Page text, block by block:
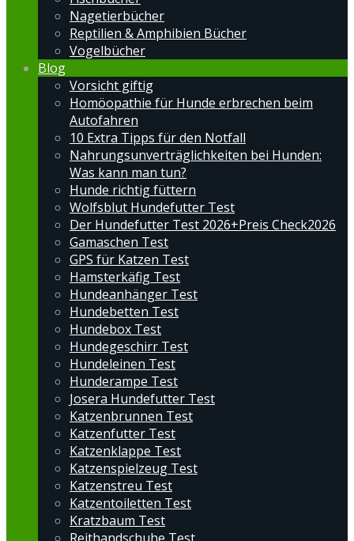
Nagetierbücher
Reptilien & Amphibien Bücher
Vogelbücher
Blog
Vorsicht giftig
Homöopathie für Hunde erbrechen beim
Autofahren
10 Extra Tipps für den Notfall
Nahrungsunverträglichkeiten bei Hunden:
Was kann man tun?
Hunde richtig füttern
Wolfsblut Hundefutter Test
Der Hundefutter Test 2026+Preis Check2026
Gamaschen Test
GPS für Katzen Test
Hamsterkäfig Test
Hundeanhänger Test
Hundebetten Test
Hundebox Test
Hundegeschirr Test
Hundeleinen Test
Hunderampe Test
Josera Hundefutter Test
Katzenbrunnen Test
Katzenfutter Test
Katzenklappe Test
Katzenspielzeug Test
Katzenstreu Test
Katzentoiletten Test
Kratzbaum Test